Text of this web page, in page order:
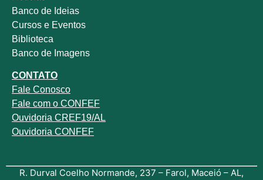
Banco de Ideias
Cursos e Eventos
Biblioteca
Banco de Imagens
CONTATO
Fale Conosco
Fale com o CONFEF
Ouvidoria CREF19/AL
Ouvidoria CONFEF
R. Durval Coelho Normande, 237 – Farol, Maceió – AL,